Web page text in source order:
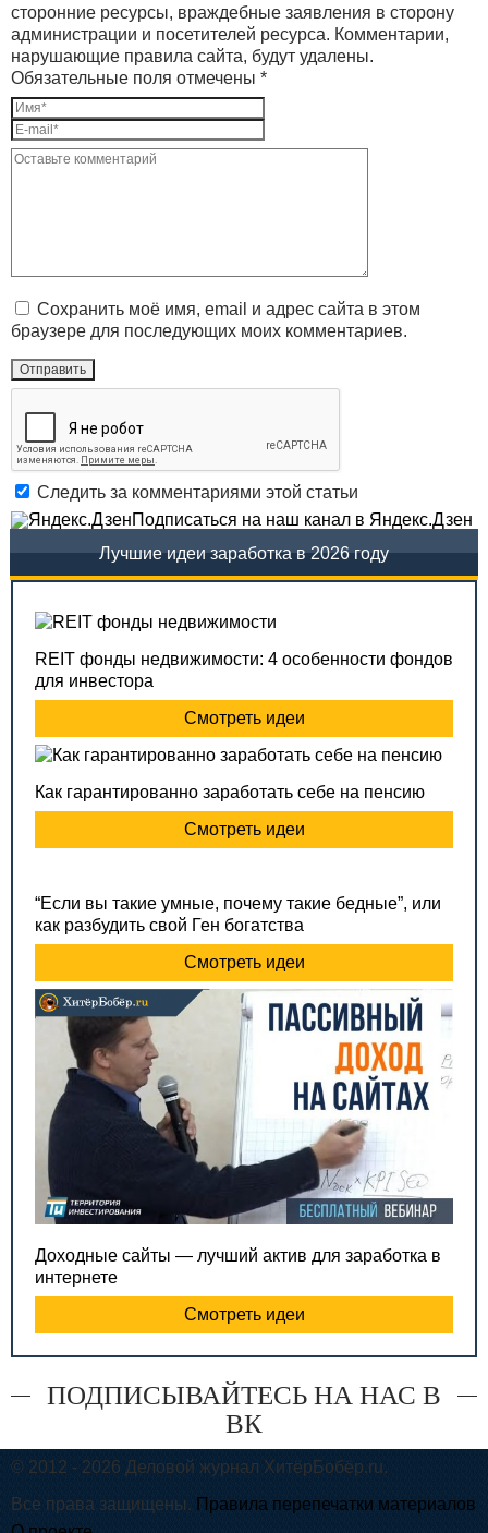
сторонние ресурсы, враждебные заявления в сторону
администрации и посетителей ресурса. Комментарии,
нарушающие правила сайта, будут удалены.
Обязательные поля отмечены *
Сохранить моё имя, email и адрес сайта в этом
браузере для последующих моих комментариев.
Следить за комментариями этой статьи
Подписаться на наш канал в Яндекс.Дзен
Лучшие идеи заработка в 2026 году
REIT фонды недвижимости: 4 особенности фондов
для инвестора
Смотреть идеи
Как гарантированно заработать себе на пенсию
Смотреть идеи
“Если вы такие умные, почему такие бедные”, или
как разбудить свой Ген богатства
Смотреть идеи
Доходные сайты — лучший актив для заработка в
интернете
Смотреть идеи
ПОДПИСЫВАЙТЕСЬ НА НАС В
ВК
© 2012 - 2026 Деловой журнал ХитёрБобёр.ru.
Все права защищены. Правила перепечатки материалов